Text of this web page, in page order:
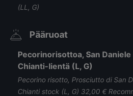
(LL, G)
Pääruoat
Pecorinorisottoa, San
Chianti-lientä (L, G)
Pecorino risotto, Prosciutto di San
Chianti stock (L, G) 32,00 €